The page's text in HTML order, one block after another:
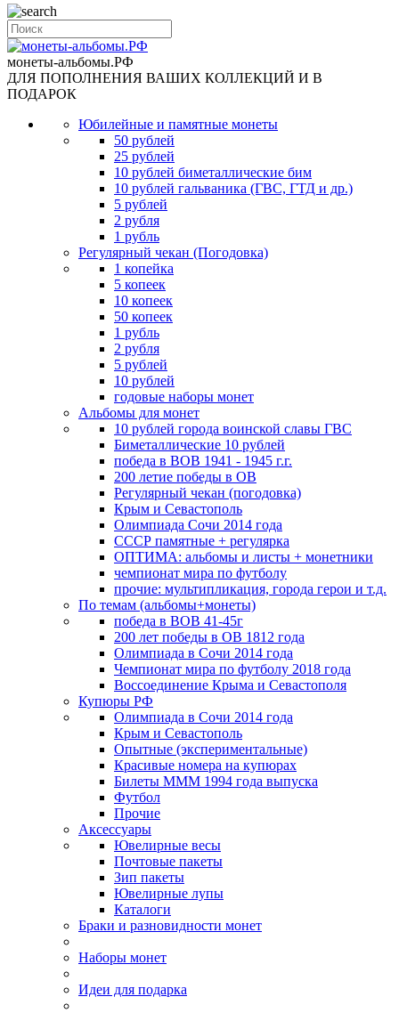
монеты-альбомы.РФ
ДЛЯ ПОПОЛНЕНИЯ ВАШИХ КОЛЛЕКЦИЙ И В
ПОДАРОК
Юбилейные и памятные монеты
50 рублей
25 рублей
10 рублей биметаллические бим
10 рублей гальваника (ГВС, ГТД и др.)
5 рублей
2 рубля
1 рубль
Регулярный чекан (Погодовка)
1 копейка
5 копеек
10 копеек
50 копеек
1 рубль
2 рубля
5 рублей
10 рублей
годовые наборы монет
Альбомы для монет
10 рублей города воинской славы ГВС
Биметаллические 10 рублей
победа в ВОВ 1941 - 1945 г.г.
200 летие победы в ОВ
Регулярный чекан (погодовка)
Крым и Севастополь
Олимпиада Сочи 2014 года
СССР памятные + регулярка
ОПТИМА: альбомы и листы + монетники
чемпионат мира по футболу
прочие: мультипликация, города герои и т.д.
По темам (альбомы+монеты)
победа в ВОВ 41-45г
200 лет победы в ОВ 1812 года
Олимпиада в Сочи 2014 года
Чемпионат мира по футболу 2018 года
Воссоединение Крыма и Севастополя
Купюры РФ
Олимпиада в Сочи 2014 года
Крым и Севастополь
Опытные (экспериментальные)
Красивые номера на купюрах
Билеты МММ 1994 года выпуска
Футбол
Прочие
Аксессуары
Ювелирные весы
Почтовые пакеты
Зип пакеты
Ювелирные лупы
Каталоги
Браки и разновидности монет
Наборы монет
Идеи для подарка